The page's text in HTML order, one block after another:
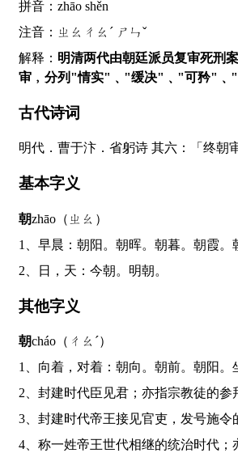
拼音：zhāo shěn
注音：ㄓㄠㄔㄠˊ ㄕㄣˇ
解释： 明清两代由朝廷派员复审死刑
审﹐分列"情实"﹑"缓决"﹑"可矜"﹑"
古代诗词
明代．曹于汴．省躬诗 其六：「终朝
基本字义
朝zhāo（ㄓㄠ）
1、早晨：朝阳。朝晖。朝暮。朝霞
2、日，天：今朝。明朝。
其他字义
朝cháo（ㄔㄠˊ）
1、向着，对着：朝向。朝前。朝阳。
2、封建时代臣见君；亦指宗教徒的
3、封建时代帝王接见官吏，发号施
4、称一姓帝王世代相继的统治时代